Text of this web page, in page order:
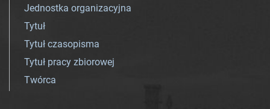
Jednostka organizacyjna
Tytuł
Tytuł czasopisma
Tytuł pracy zbiorowej
Twórca